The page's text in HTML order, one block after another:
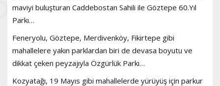
maviyi buluşturan Caddebostan Sahili ile Göztepe 60.Yıl
Parkı…
Feneryolu, Göztepe, Merdivenköy, Fikirtepe gibi
mahallelere yakın parklardan biri de devasa boyutu ve
dikkat çeken peyzajıyla Özgürlük Parkı…
Kozyatağı, 19 Mayıs gibi mahallelerde yürüyüş için parkur